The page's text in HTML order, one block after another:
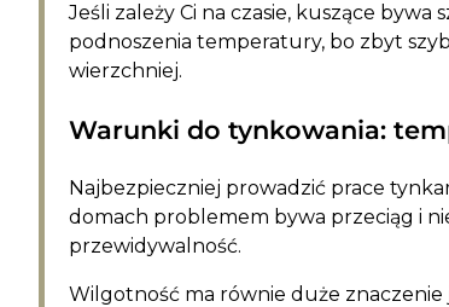
Jeśli zależy Ci na czasie, kuszące
podnoszenia temperatury, bo zbyt
wierzchniej.
Warunki do tynkowania:
Najbezpieczniej prowadzić prace
domach problemem bywa przeciąg i
przewidywalność.
Wilgotność ma równie duże